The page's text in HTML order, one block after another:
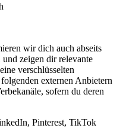
wir dich auch abseits
zeigen dir relevante
verschlüsselten
externen Anbietern
sofern du deren
Pinterest, TikTok